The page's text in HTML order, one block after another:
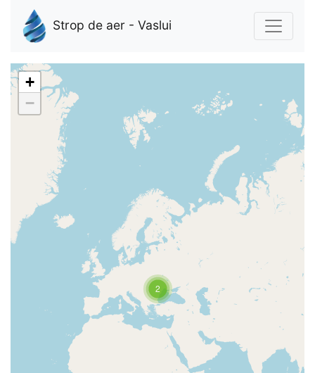
Strop de aer - Vaslui
2
+
−